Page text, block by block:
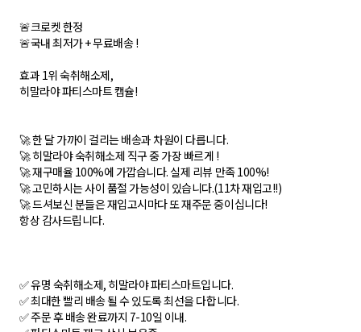
🚨크로켓 한정
🚨국내 최저가 + 무료배송 !
효과 1위 숙취해소제,
히말라야 파티스마트 캡슐!
🚀 한 달 가까이 걸리는 배송과 차원이 다릅니다.
🚀 히말라야 숙취해소제 직구 중 가장 빠르게 !
🚀 재구매율 100%에 가깝습니다. 실제 리뷰 만족 100%!
🚀 고민하시는 사이 품절 가능성이 있습니다.(11차 재입고!!)
🚀 드셔보신 분들은 재입고시마다 또 재주문 중이십니다!
항상 감사드립니다.
✅ 유명 숙취해소제, 히말라야 파티스마트입니다.
✅ 최대한 빨리 배송 될 수 있도록 최선을 다합니다.
✅ 주문 후 배송 완료까지 7-10일 이내.